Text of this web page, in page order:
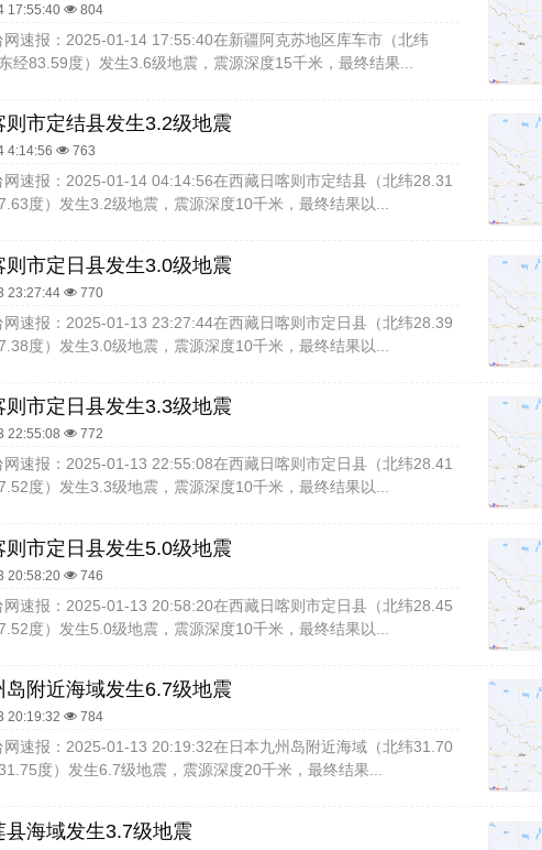
17:55:40 804
网速报：2025-01-14 17:55:40在新疆阿克苏地区库车市（北纬
经83.59度）发生3.6级地震，震源深度15千米，最终结果...
则市定结县发生3.2级地震
4:14:56 763
网速报：2025-01-14 04:14:56在西藏日喀则市定结县（北纬28.31
度）发生3.2级地震，震源深度10千米，最终结果以...
则市定日县发生3.0级地震
23:27:44 770
网速报：2025-01-13 23:27:44在西藏日喀则市定日县（北纬28.39
度）发生3.0级地震，震源深度10千米，最终结果以...
则市定日县发生3.3级地震
22:55:08 772
网速报：2025-01-13 22:55:08在西藏日喀则市定日县（北纬28.41
度）发生3.3级地震，震源深度10千米，最终结果以...
则市定日县发生5.0级地震
20:58:20 746
网速报：2025-01-13 20:58:20在西藏日喀则市定日县（北纬28.45
度）发生5.0级地震，震源深度10千米，最终结果以...
岛附近海域发生6.7级地震
20:19:32 784
网速报：2025-01-13 20:19:32在日本九州岛附近海域（北纬31.70
度）发生6.7级地震，震源深度20千米，最终结果...
县海域发生3.7级地震